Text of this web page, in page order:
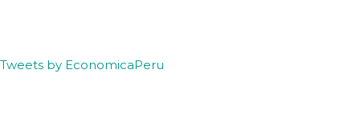
Tweets by EconomicaPeru